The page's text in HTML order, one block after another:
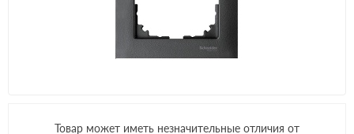
Товар может иметь незначительные отличия от